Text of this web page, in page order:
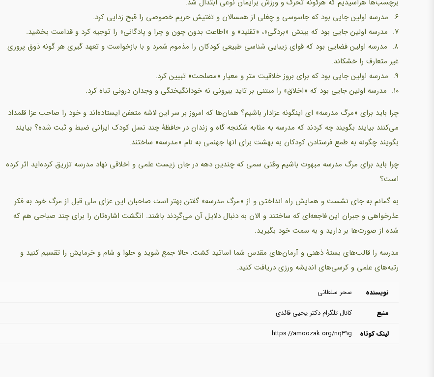
برچسب‌ها هراسیدیم که هرگونه تحرک و ورزش برایمان نوعی ابتذال شد.
۶. مدرسه اولین جایی بود که جاسوسی و چغلی از همسالان و تفتیش حریم خصوصی را قبح زدایی کرد.
۷. مدرسه اولین جایی بود که بینش «بردگی»، «تقلید» و «اطاعت بدون چون و چرا و پادگانی» را توجیه کرد و قداست بخشید.
۸. مدرسه اولین فضایی بود که قوای زیبایی شناسی طبیعی کودکان را مذموم شمرد و با بازخواست و تعهد گیری هر گونه ذوق پروری
غیر متعارف را خشکاند.
۹. مدرسه اولین جایی بود که برای بروز خلاقیت متر و معیار «مصلحت» تبیین کرد.
۱۰. مدرسه اولین جایی بود که «اخلاق» را مبتنی بر تاید بیرونی نه خودانگیختگی و وجدان درونی تباه کرد.
چرا باید برای «مرگ مدرسه» ای اینگونه عزادار باشیم؟ همان‌ها که امروز بر سر این لاشه متعفن ایستاده‌اند و خود را صاحب عزا قلمداد
می‌کنند بیایند بگویند چه کردند که مدرسه به مثابه شکنجه گاه و زندان در حافظهٔ چند نسل کودک ایرانی ضبط و ثبت شده؟ بیایند
بگویند چگونه به طمع فرستادن کودکان به بهشت برای انها جهنمی به نام «مدرسه» ساختند.
چرا باید برای مرگ مدرسه مبهوت باشیم وقتی سمی که چندین دهه در جان زیست علمی و اخلاقی نهاد مدرسه تزریق کرده‌اید اثر کرده
است؟
به گمانم به جای نشست و همایش راه انداختن و از «مرگ مدرسه» گفتن بهتر است صاحبان این عزای ملی قبل از مرگ خود به فکر
عذرخواهی و جبران این فاجعه‌ای که ساختند و الان به دنبال دلایل آن می‌گردند باشند. انگشت اشاره‌تان را برای چند صباحی هم که
شده از صورت‌ها بر دارید و به سمت خود بگیرید.
مدرسه را قالب‌های بستهٔ ذهنی و آرمان‌های مقدس شما اساتید کشت. حالا جمع شوید و حلوا و شام و خرمایش را تقسیم کنید و
رتبه‌های علمی و کرسی‌های اندیشه ورزی دریافت کنید.
نویسنده
سحر سلطانی
منبع
کانال تلگرام دکتر یحیی قائدی
لینک کوتاه
https://amoozak.org/nq31g